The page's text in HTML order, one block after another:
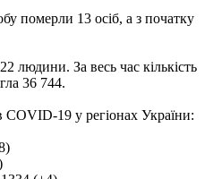
померли 13 осіб, а з початку
людини. За весь час кількість
36 744.
COVID-19 у регіонах України: